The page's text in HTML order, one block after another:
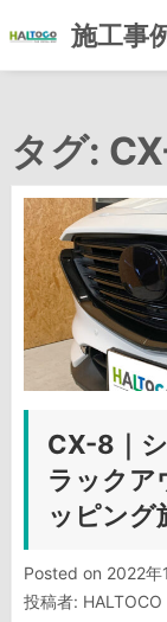
施工事
タグ:
CX-8｜
ラックア
ッピング
Posted on 2022年
投稿者: HALTOCO